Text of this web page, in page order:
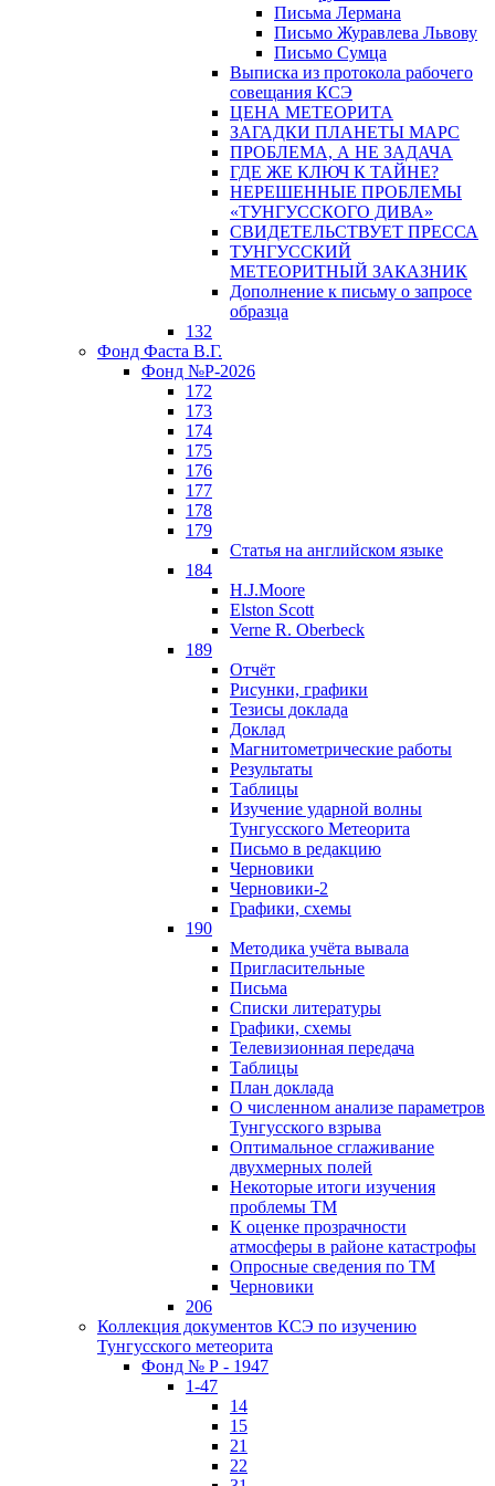
Письма Лермана
Письмо Журавлева Львову
Письмо Сумца
Выписка из протокола рабочего
совещания КСЭ
ЦЕНА МЕТЕОРИТА
ЗАГАДКИ ПЛАНЕТЫ МАРС
ПРОБЛЕМА, А НЕ ЗАДАЧА
ГДЕ ЖЕ КЛЮЧ К ТАЙНЕ?
НЕРЕШЕННЫЕ ПРОБЛЕМЫ
«ТУНГУССКОГО ДИВА»
СВИДЕТЕЛЬСТВУЕТ ПРЕССА
ТУНГУССКИЙ
МЕТЕОРИТНЫЙ ЗАКАЗНИК
Дополнение к письму о запросе
образца
132
Фонд Фаста В.Г.
Фонд №Р-2026
172
173
174
175
176
177
178
179
Статья на английском языке
184
H.J.Moore
Elston Scott
Verne R. Oberbeck
189
Отчёт
Рисунки, графики
Тезисы доклада
Доклад
Магнитометрические работы
Результаты
Таблицы
Изучение ударной волны
Тунгусского Метеорита
Письмо в редакцию
Черновики
Черновики-2
Графики, схемы
190
Методика учёта вывала
Пригласительные
Письма
Списки литературы
Графики, схемы
Телевизионная передача
Таблицы
План доклада
О численном анализе параметров
Тунгусского взрыва
Оптимальное сглаживание
двухмерных полей
Некоторые итоги изучения
проблемы ТМ
К оценке прозрачности
атмосферы в районе катастрофы
Опросные сведения по ТМ
Черновики
206
Коллекция документов КСЭ по изучению
Тунгусского метеорита
Фонд № Р - 1947
1-47
14
15
21
22